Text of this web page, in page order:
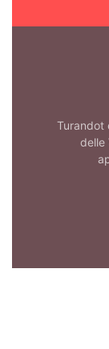
Turandot
delle